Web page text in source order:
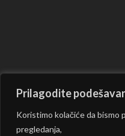
Prilagodite
Koristimo kolačiće da bismo
pregledanja,